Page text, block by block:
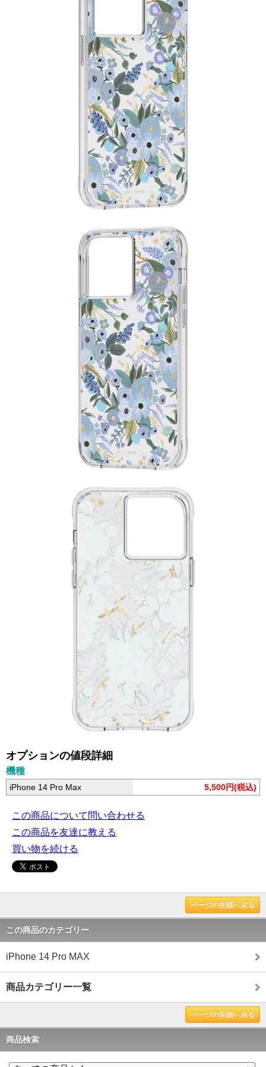
オプションの値段詳細
機種
iPhone 14 Pro Max 5,500円(税込)
この商品について問い合わせる
この商品を友達に教える
買い物を続ける
ページの先頭へ戻る
この商品のカテゴリー
iPhone 14 Pro MAX
商品カテゴリー一覧
ページの先頭へ戻る
商品検索